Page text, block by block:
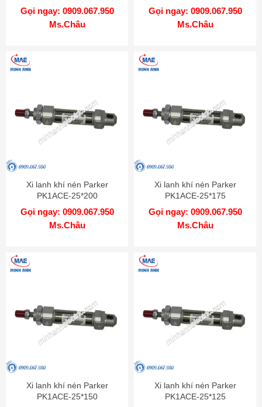
Gọi ngay: 0909.067.950
Ms.Châu
Gọi ngay: 0909.067.950
Ms.Châu
Xi lanh khí nén Parker
PK1ACE-25*200
Gọi ngay: 0909.067.950
Ms.Châu
Xi lanh khí nén Parker
PK1ACE-25*175
Gọi ngay: 0909.067.950
Ms.Châu
Xi lanh khí nén Parker
PK1ACE-25*150
Xi lanh khí nén Parker
PK1ACE-25*125